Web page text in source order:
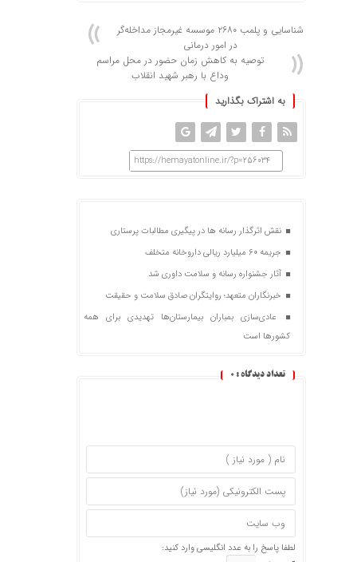
شناسایی و پلمب ۲۶۸۰ موسسه غیرمجاز مداخله‌گر
در امور درمانی
توصیه به کاهش زمان حضور در محل مراسم
وداع با رهبر شهید انقلاب
به اشتراک بگذارید
https://hemayatonline.ir/?p=256034
نقش اثرگذار رسانه ها در پیگیری مطالبات پرستاری
جریمه ۶۰ میلیارد ریالی داروخانه متخلف
آثار جشنواره رسانه و سلامت داوری شد
خبرنگاران متعهد؛ روایتگران صادق سلامت و حقیقت
عادی‌سازی بمباران بیمارستان‌ها تهدیدی برای همه
کشورها است
تعداد دیدگاه : 0
لطفا پاسخ را به عدد انگلیسی وارد کنید: